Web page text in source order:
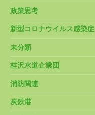
政策思考
新型コロナウイルス感染症
未分類
桂沢水道企業団
消防関連
炭鉄港